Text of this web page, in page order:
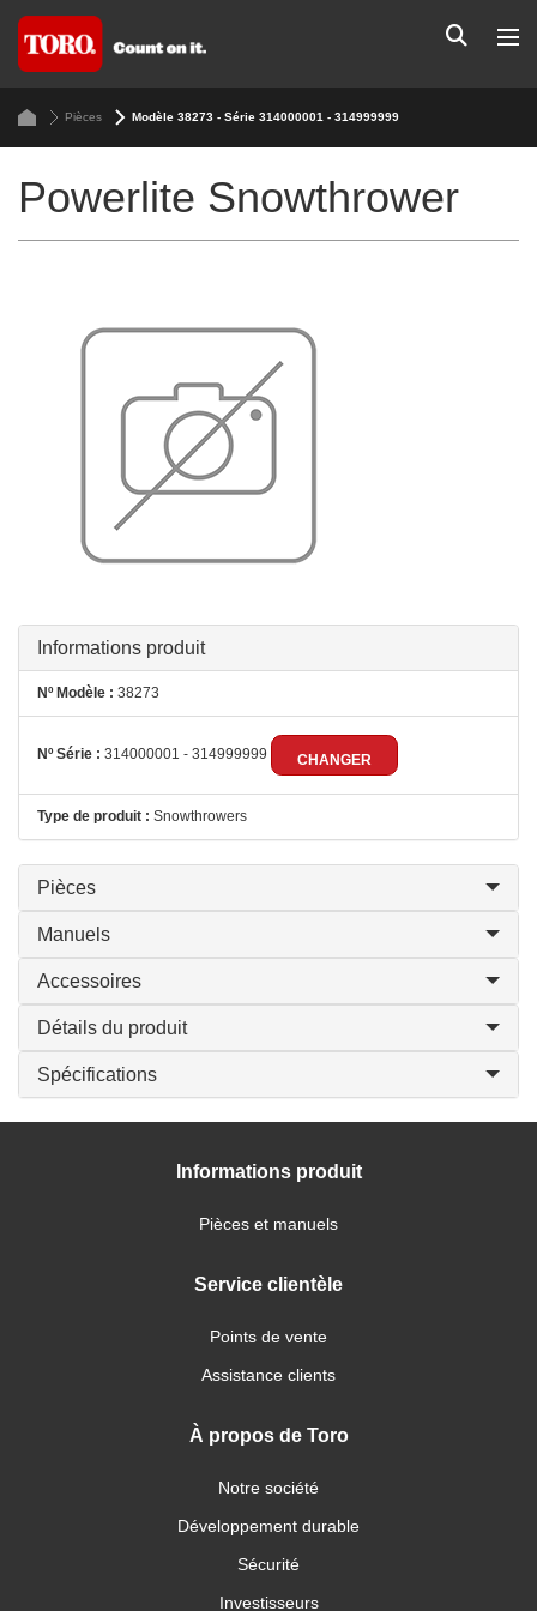
Pièces Modèle 38273 - Série 314000001 - 314999999
Powerlite Snowthrower
Informations produit
Nº Modèle : 38273
Nº Série : 314000001 - 314999999 CHANGER
Type de produit : Snowthrowers
Pièces
Manuels
Accessoires
Détails du produit
Spécifications
Informations produit
Pièces et manuels
Service clientèle
Points de vente
Assistance clients
À propos de Toro
Notre société
Développement durable
Sécurité
Investisseurs